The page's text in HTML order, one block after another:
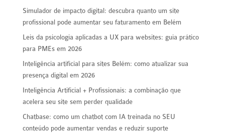
Simulador de impacto digital: descubra quanto um site
profissional pode aumentar seu faturamento em Belém
Leis da psicologia aplicadas a UX para websites: guia prático
para PMEs em 2026
Inteligência artificial para sites Belém: como atualizar sua
presença digital em 2026
Inteligência Artificial + Profissionais: a combinação que
acelera seu site sem perder qualidade
Chatbase: como um chatbot com IA treinada no SEU
conteúdo pode aumentar vendas e reduzir suporte